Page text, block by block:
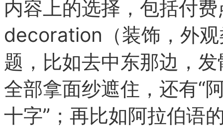
内容上的选择，包括付
decoration（装饰，外
题，比如去中东那边，
全部拿面纱遮住，还有“
十字”； 再比如阿拉伯语